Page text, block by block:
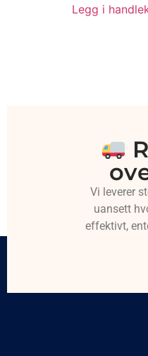
Legg i
Vi leverer
uansett
effektivt,